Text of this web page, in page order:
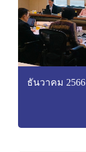
ธันวาคม 2566